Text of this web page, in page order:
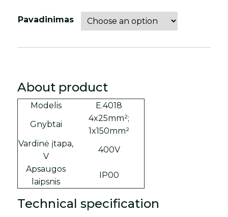
Pavadinimas
About product
Modelis
E.4018
Gnybtai
4x25mm²;
1x150mm²
Vardinė įtapa,
V
400V
Apsaugos
laipsnis
IP00
Technical specification